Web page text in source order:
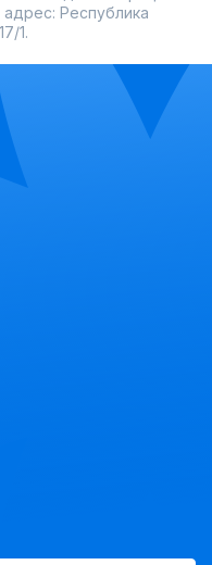
Республика
1.